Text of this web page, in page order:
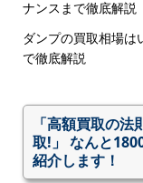
ナンスまで徹底解説
ダンプの買取相場は
で徹底解説
「高額買取の
取!」 なんと
紹介します！